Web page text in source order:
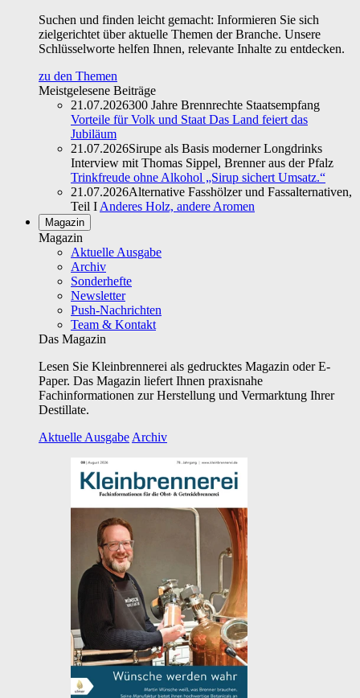
Suchen und finden leicht gemacht: Informieren Sie sich
zielgerichtet über aktuelle Themen der Branche. Unsere
Schlüsselworte helfen Ihnen, relevante Inhalte zu entdecken.
zu den Themen
Meistgelesene Beiträge
21.07.2026300 Jahre Brennrechte Staatsempfang
Vorteile für Volk und Staat Das Land feiert das
Jubiläum
21.07.2026Sirupe als Basis moderner Longdrinks
Interview mit Thomas Sippel, Brenner aus der Pfalz
Trinkfreude ohne Alkohol „Sirup sichert Umsatz.“
21.07.2026Alternative Fasshölzer und Fassalternativen,
Teil I Anderes Holz, andere Aromen
Magazin
Magazin
Aktuelle Ausgabe
Archiv
Sonderhefte
Newsletter
Push-Nachrichten
Team & Kontakt
Das Magazin
Lesen Sie Kleinbrennerei als gedrucktes Magazin oder E-
Paper. Das Magazin liefert Ihnen praxisnahe
Fachinformationen zur Herstellung und Vermarktung Ihrer
Destillate.
Aktuelle Ausgabe Archiv